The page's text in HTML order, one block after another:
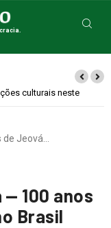
suspense imprevisível
Jeová…
100 anos
Brasil